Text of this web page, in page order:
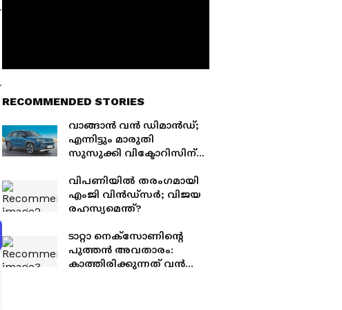
RECOMMENDED STORIES
വാങ്ങാൻ വൻ ഡിമാൻഡ്;
എന്നിട്ടും മാരുതി
സുസുക്കി വിക്ടോറിസിന്
വിപണിയിൽ തരംഗമായി
എംജി വിൻഡ്‍സർ; വിജയ
രഹസ്യമെന്ത്?
ടാറ്റാ നെക്‌സോണിന്‍റെ
പുത്തൻ അവതാരം:
കാത്തിരിക്കുന്നത് വൻ